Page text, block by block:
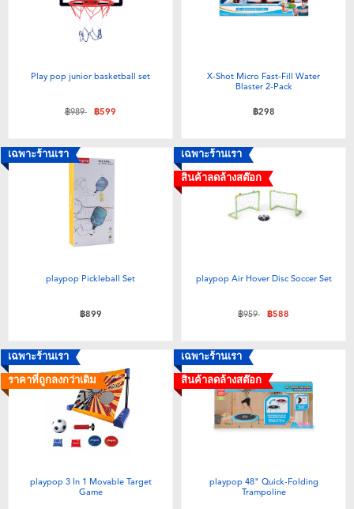
Play pop junior basketball set
ลดราคาจาก
฿989ถึง฿599
X-Shot Micro Fast-Fill Water
Blaster 2-Pack
฿298
เฉพาะร้านเรา
playpop Pickleball Set
฿899
เฉพาะร้านเรา
สินค้าลดล้างสต๊อก
playpop Air Hover Disc Soccer Set
ลดราคาจาก
฿959ถึง฿588
เฉพาะร้านเรา
ราคาที่ถูกลงกว่าเดิม
playpop 3 In 1 Movable Target
Game
เฉพาะร้านเรา
สินค้าลดล้างสต๊อก
playpop 48" Quick-Folding
Trampoline